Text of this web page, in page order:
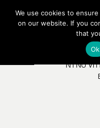
NTNU
We use cookies to
on our website. If you
that
Ok